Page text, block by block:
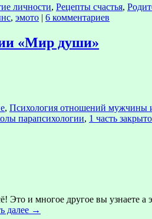
личности, Рецепты счастья,
, эмото | 6 комментариев
«Мир души»
, Психология отношений
парапсихологии, 1 часть
Это и многое другое вы узнаете
далее →